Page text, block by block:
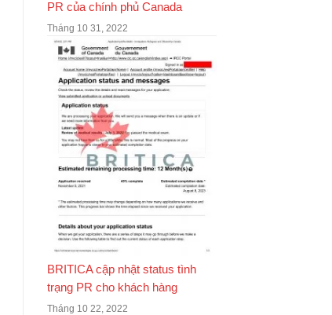
PR của chính phủ Canada
Tháng 10 31, 2022
BRITICA cập nhật status tình
trạng PR cho khách hàng
Tháng 10 22, 2022